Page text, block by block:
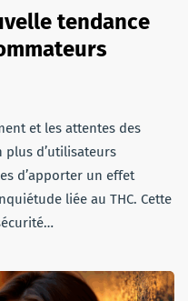
tendance
et les attentes des
plus d’utilisateurs
d’apporter un effet
liée au THC. Cette